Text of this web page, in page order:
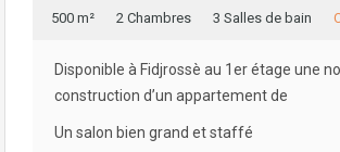
500 m² 2 Chambres 3 Salles de bain
Disponible à Fidjrossè au 1er étage une
construction d’un appartement de
Un salon bien grand et staffé